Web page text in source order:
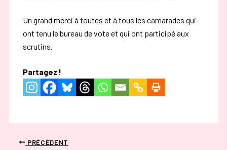
Un grandmercià toutes et à tous lescamarades qui
ont tenu lebureau de vote et qui ont participé aux
scrutins.
Partagez !
PRÉCÉDENT